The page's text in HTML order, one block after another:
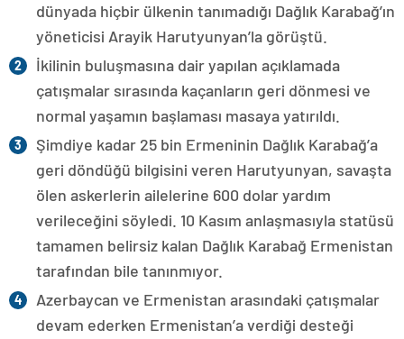
dünyada hiçbir ülkenin tanımadığı Dağlık Karabağ’ın
yöneticisi Arayik Harutyunyan’la görüştü.
İkilinin buluşmasına dair yapılan açıklamada
çatışmalar sırasında kaçanların geri dönmesi ve
normal yaşamın başlaması masaya yatırıldı.
Şimdiye kadar 25 bin Ermeninin Dağlık Karabağ’a
geri döndüğü bilgisini veren Harutyunyan, savaşta
ölen askerlerin ailelerine 600 dolar yardım
verileceğini söyledi. 10 Kasım anlaşmasıyla statüsü
tamamen belirsiz kalan Dağlık Karabağ Ermenistan
tarafından bile tanınmıyor.
Azerbaycan ve Ermenistan arasındaki çatışmalar
devam ederken Ermenistan’a verdiği desteği